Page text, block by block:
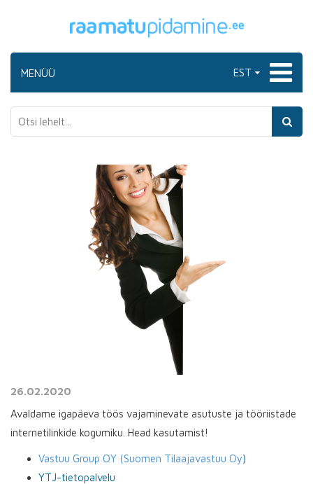
EST
MENÜÜ
26.02.2020
Avaldame igapäeva töös vajaminevate asutuste ja tööriistade
internetilinkide kogumiku. Head kasutamist!
Vastuu Group OY (Suomen Tilaajavastuu Oy)
YTJ-tietopalvelu